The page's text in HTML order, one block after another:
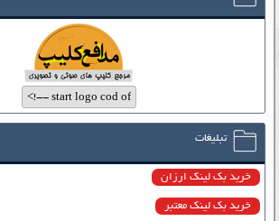
تبلیغات
خرید بک لینک ارزان
خرید بک لینک معتبر